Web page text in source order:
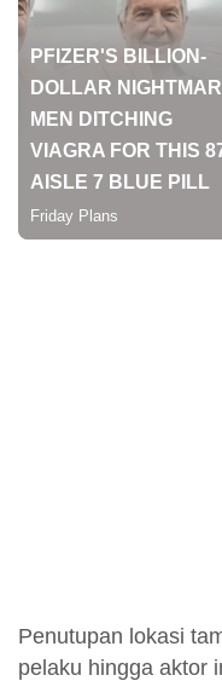
Penutupan lokasi
pelaku hingga aktor